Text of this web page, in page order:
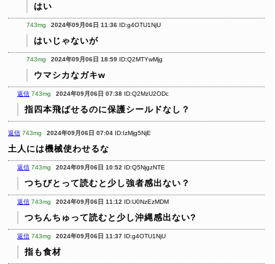
はい
743mg 2024年09月06日 11:36 ID:g4OTU1NjU
はいじゃないが
743mg 2024年09月06日 18:59 ID:Q2MTYwMjg
ウマシカなガキw
返信 743mg 2024年09月06日 07:38 ID:Q2MzU2ODc
指四本飛ばせるのに保護シールドなし？
返信 743mg 2024年09月06日 07:04 ID:IzMjg5NjE
土人には機械使わせるな
返信 743mg 2024年09月06日 10:52 ID:Q5NjgzNTE
つちびとって読むと少し強者感出ない？
返信 743mg 2024年09月06日 11:12 ID:U0NzEzMDM
つちんちゅって読むと少し沖縄感出ない?
返信 743mg 2024年09月06日 11:37 ID:g4OTU1NjU
指も食材